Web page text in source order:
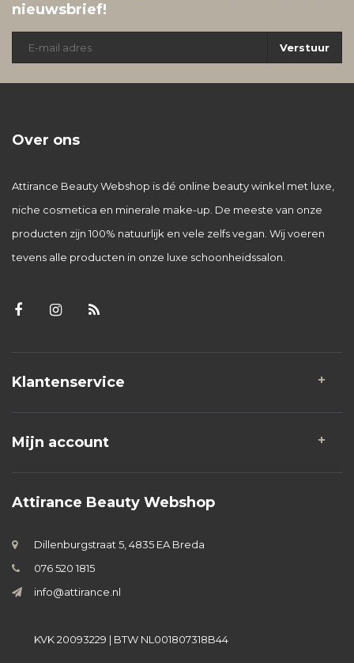
nieuwsbrief!
Verstuur
Over ons
Attirance Beauty Webshop is dé online beauty winkel met luxe,
niche cosmetica en minerale make-up. De meeste van onze
producten zijn 100% natuurlijk en vele zelfs vegan. Wij voeren
tevens alle producten in onze luxe schoonheidssalon.
Klantenservice
Mijn account
Attirance Beauty Webshop
Dillenburgstraat 5, 4835 EA Breda
076 520 1815
info@attirance.nl
KVK 20093229 | BTW NL001807318B44